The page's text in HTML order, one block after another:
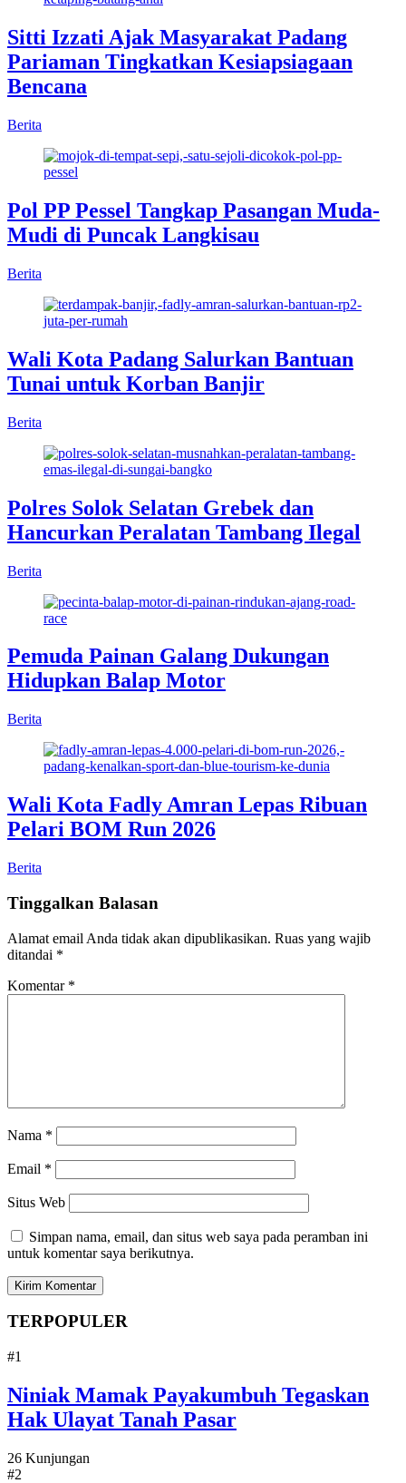
Sitti Izzati Ajak Masyarakat Padang
Pariaman Tingkatkan Kesiapsiagaan
Bencana
Berita
Pol PP Pessel Tangkap Pasangan Muda-
Mudi di Puncak Langkisau
Berita
Wali Kota Padang Salurkan Bantuan
Tunai untuk Korban Banjir
Berita
Polres Solok Selatan Grebek dan
Hancurkan Peralatan Tambang Ilegal
Berita
Pemuda Painan Galang Dukungan
Hidupkan Balap Motor
Berita
Wali Kota Fadly Amran Lepas Ribuan
Pelari BOM Run 2026
Berita
Tinggalkan Balasan
Alamat email Anda tidak akan dipublikasikan. Ruas yang wajib
ditandai *
Komentar *
Nama *
Email *
Situs Web
Simpan nama, email, dan situs web saya pada peramban ini
untuk komentar saya berikutnya.
TERPOPULER
#1
Niniak Mamak Payakumbuh Tegaskan
Hak Ulayat Tanah Pasar
26 Kunjungan
#2